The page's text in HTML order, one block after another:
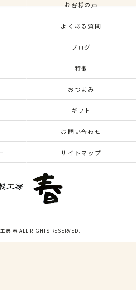
お客様の声
よくある質問
ブログ
特徴
おつまみ
ギフト
お問い合わせ
サイトマップ
房 春 ALL RIGHTS RESERVED.